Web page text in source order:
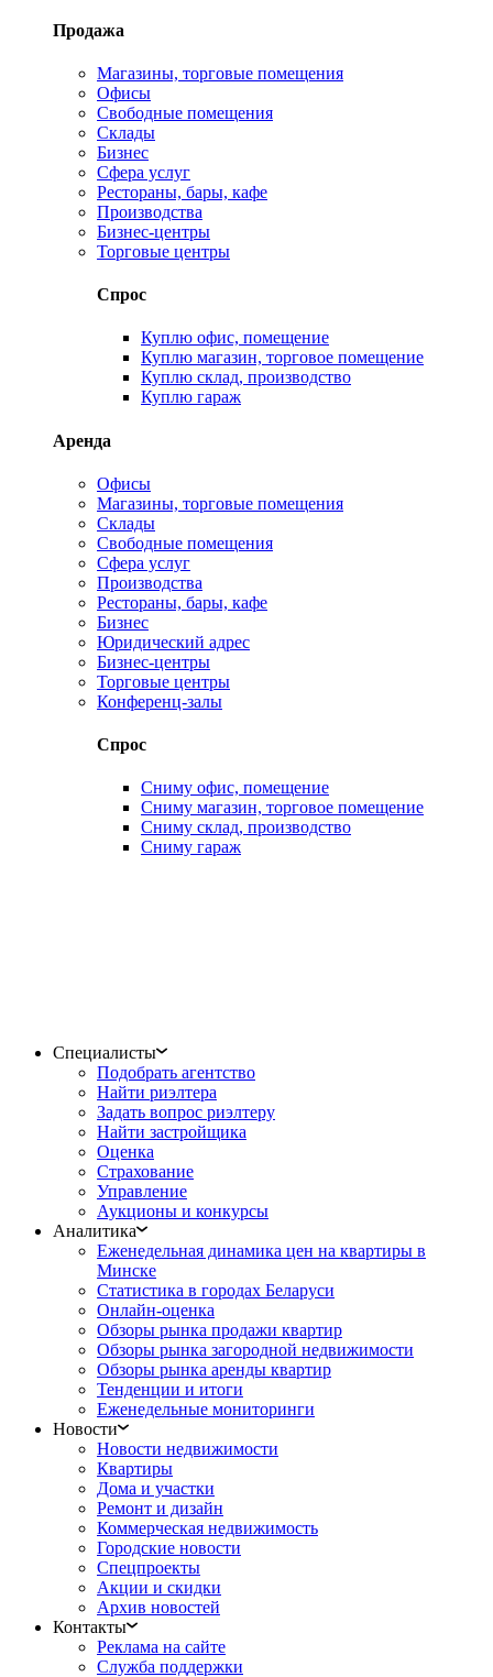
Продажа
Магазины, торговые помещения
Офисы
Свободные помещения
Склады
Бизнес
Сфера услуг
Рестораны, бары, кафе
Производства
Бизнес-центры
Торговые центры
Спрос
Куплю офис, помещение
Куплю магазин, торговое помещение
Куплю склад, производство
Куплю гараж
Аренда
Офисы
Магазины, торговые помещения
Склады
Свободные помещения
Сфера услуг
Производства
Рестораны, бары, кафе
Бизнес
Юридический адрес
Бизнес-центры
Торговые центры
Конференц-залы
Спрос
Сниму офис, помещение
Сниму магазин, торговое помещение
Сниму склад, производство
Сниму гараж
Специалисты
Подобрать агентство
Найти риэлтера
Задать вопрос риэлтеру
Найти застройщика
Оценка
Страхование
Управление
Аукционы и конкурсы
Аналитика
Еженедельная динамика цен на квартиры в
Минске
Статистика в городах Беларуси
Онлайн-оценка
Обзоры рынка продажи квартир
Обзоры рынка загородной недвижимости
Обзоры рынка аренды квартир
Тенденции и итоги
Еженедельные мониторинги
Новости
Новости недвижимости
Квартиры
Дома и участки
Ремонт и дизайн
Коммерческая недвижимость
Городские новости
Спецпроекты
Акции и скидки
Архив новостей
Контакты
Реклама на сайте
Служба поддержки